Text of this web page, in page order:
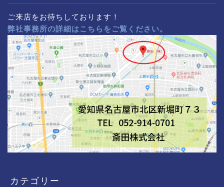
ご来店をお待ちしております！
弊社事務所の詳細はこちらをご覧ください。
カテゴリー